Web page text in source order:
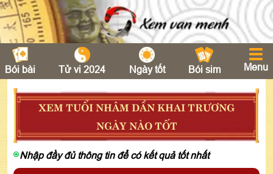
Bói bài Tử vi 2024 Ngày tốt Bói sim Menu
XEM TUỔI NHÂM DẦN KHAI TRƯƠNG
NGÀY NÀO TỐT
Nhập đầy đủ thông tin để có kết quả tốt nhất